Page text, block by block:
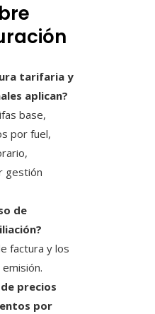
tarifaria y
aplican?
base,
por fuel,
gestión
de
factura y los
precios
por